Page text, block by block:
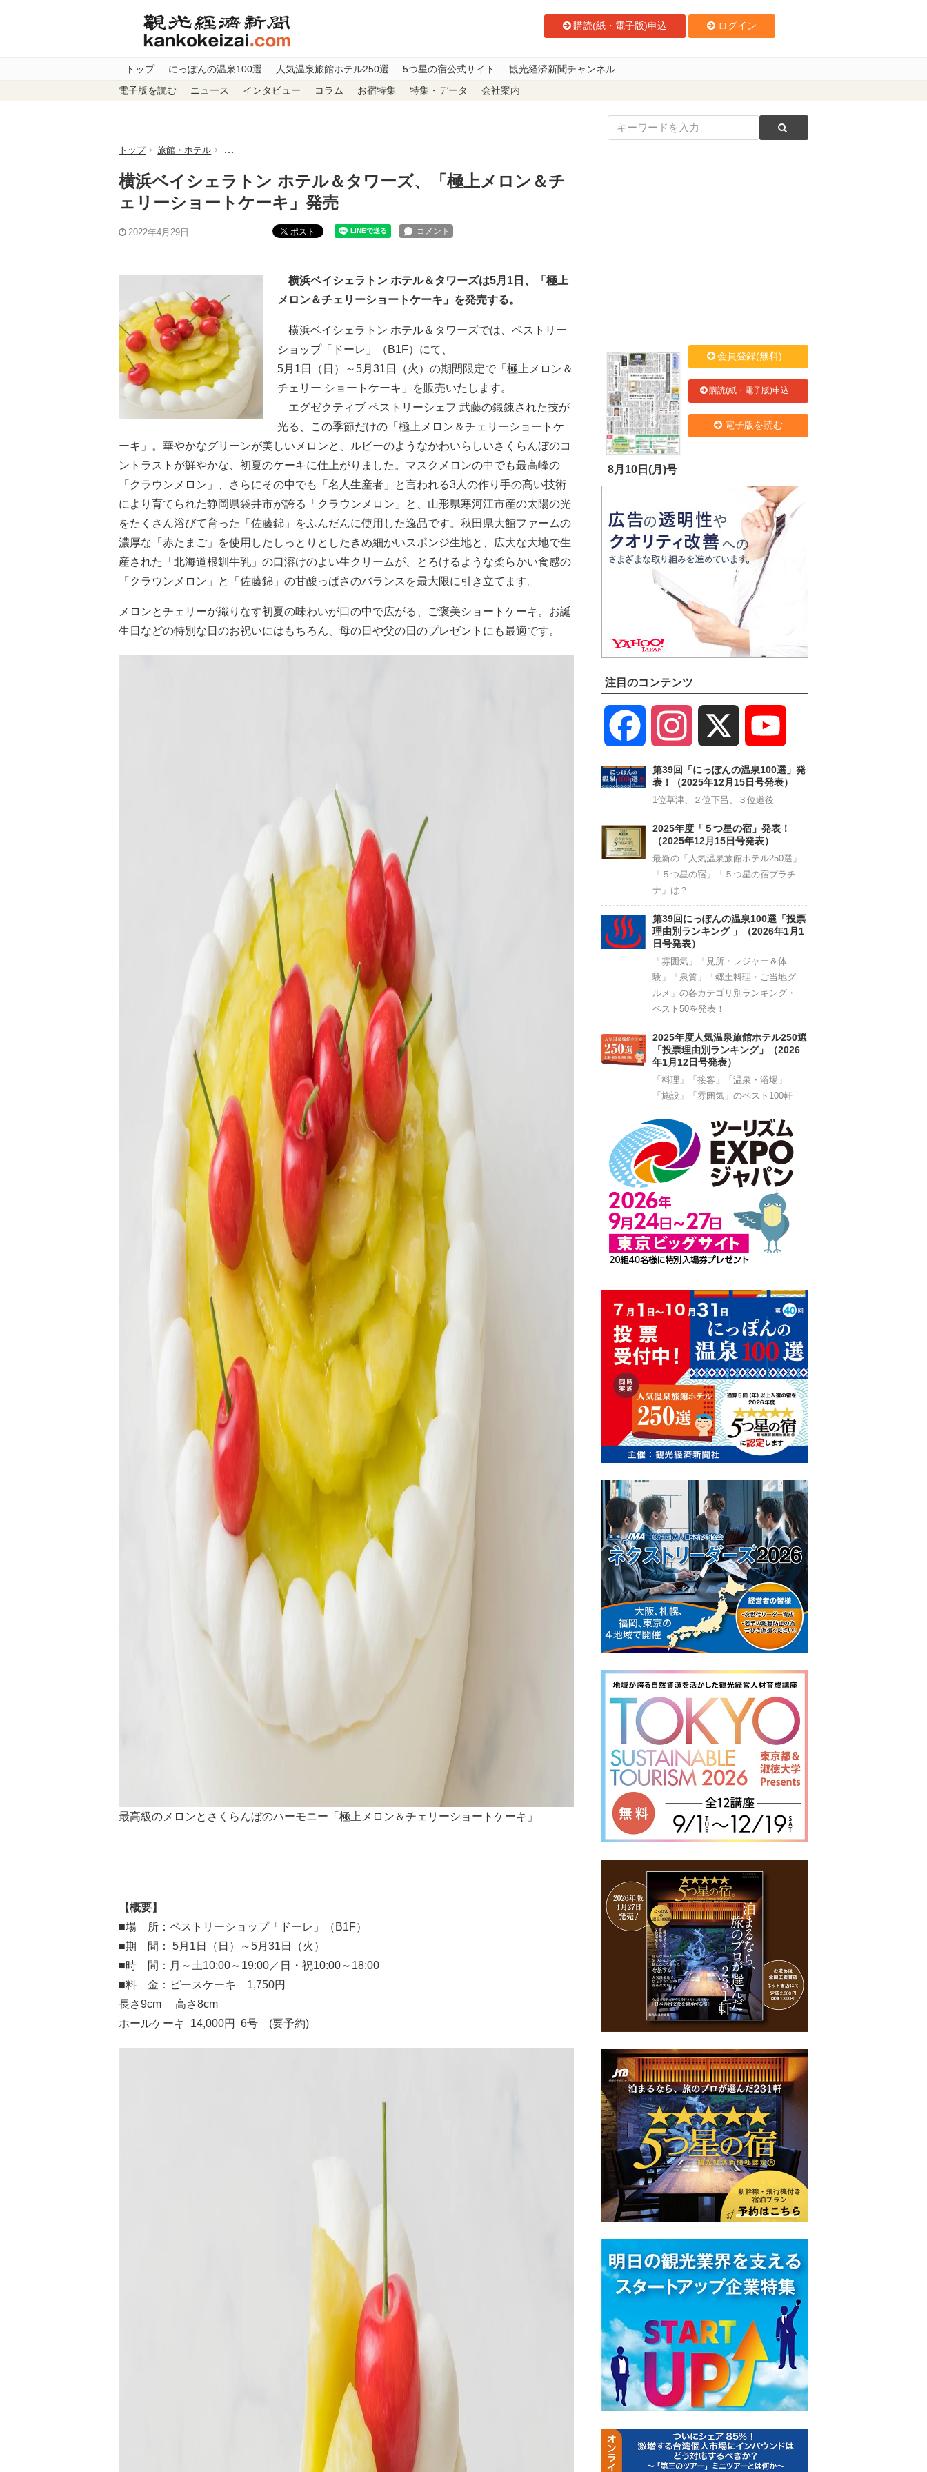
購読(紙・電子版)申込 ログイン
トップ にっぽんの温泉100選 人気温泉旅館ホテル250選 5つ星の宿公式サイト 観光経済新聞チャンネル
電子版を読む ニュース インタビュー コラム お宿特集 特集・データ 会社案内
トップ 旅館・ホテル 横浜ベイシェラトン ホテル＆タワーズ、「極上メロン＆チェリーショートケーキ」発売
横浜ベイシェラトン ホテル＆タワーズ、「極上メロン＆チ
ェリーショートケーキ」発売
2022年4月29日 ポスト
横浜ベイシェラトン ホテル＆タワーズは5月1日、「極上
メロン＆チェリーショートケーキ」を発売する。
横浜ベイシェラトン ホテル＆タワーズでは、ペストリー
ショップ「ドーレ」（B1F）にて、
5月1日（日）～5月31日（火）の期間限定で「極上メロン＆
チェリー ショートケーキ」を販売いたします。
エグゼクティブ ペストリーシェフ 武藤の鍛錬された技が
光る、この季節だけの「極上メロン＆チェリーショートケ
ーキ」。華やかなグリーンが美しいメロンと、ルビーのようなかわいらしいさくらんぼのコ
ントラストが鮮やかな、初夏のケーキに仕上がりました。マスクメロンの中でも最高峰の
「クラウンメロン」、さらにその中でも「名人生産者」と言われる3人の作り手の高い技術
により育てられた静岡県袋井市が誇る「クラウンメロン」と、山形県寒河江市産の太陽の光
をたくさん浴びて育った「佐藤錦」をふんだんに使用した逸品です。秋田県大館ファームの
濃厚な「赤たまご」を使用したしっとりとしたきめ細かいスポンジ生地と、広大な大地で生
産された「北海道根釧牛乳」の口溶けのよい生クリームが、とろけるような柔らかい食感の
「クラウンメロン」と「佐藤錦」の甘酸っぱさのバランスを最大限に引き立てます。
メロンとチェリーが織りなす初夏の味わいが口の中で広がる、ご褒美ショートケーキ。お誕
生日などの特別な日のお祝いにはもちろん、母の日や父の日のプレゼントにも最適です。
最高級のメロンとさくらんぼのハーモニー「極上メロン＆チェリーショートケーキ」
【概要】
■場 所：ペストリーショップ「ドーレ」（B1F）
■期 間： 5月1日（日）～5月31日（火）
■時 間：月～土10:00～19:00／日・祝10:00～18:00
■料 金：ピースケーキ 1,750円
長さ9cm 高さ8cm
ホールケーキ 14,000円 6号 (要予約)
8月10日(月)号
会員登録(無料)
購読(紙・電子版)申込
電子版を読む
注目のコンテンツ
Facebook Instagram
Channel
第39回「にっぽんの温泉100選」発
表！（2025年12月15日号発表）
1位草津、２位下呂、３位道後
2025年度「５つ星の宿」発表！
（2025年12月15日号発表）
最新の「人気温泉旅館ホテル250選」
「５つ星の宿」「５つ星の宿プラチ
ナ」は？
第39回にっぽんの温泉100選「投票
理由別ランキング 」（2026年1月1
日号発表）
「雰囲気」「見所・レジャー＆体
験」「泉質」「郷土料理・ご当地グ
ルメ」の各カテゴリ別ランキング・
ベスト50を発表！
2025年度人気温泉旅館ホテル250選
「投票理由別ランキング」（2026
年1月12日号発表）
「料理」「接客」「温泉・浴場」
「施設」「雰囲気」のベスト100軒